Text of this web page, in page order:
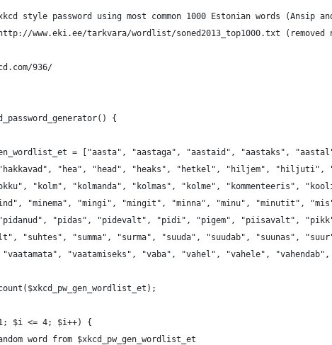
style password using most common 1000 Estonian words (Ansip
www.eki.ee/tarkvara/wordlist/soned2013_top1000.txt (removed
936/
{
= ["aasta", "aastaga", "aastaid", "aastaks",
"hea", "head", "heaks", "hetkel", "hiljem",
"kolm", "kolmanda", "kolmas", "kolme", "kommenteeris",
"minema", "mingi", "mingit", "minna", "minu", "minutit",
"pidas", "pidevalt", "pidi", "pigem", "piisavalt",
"suhtes", "summa", "surma", "suuda", "suudab", "suunas",
"vaatamiseks", "vaba", "vahel", "vahele",
$i <= 4; $i++) {
word from $xkcd_pw_gen_wordlist_et